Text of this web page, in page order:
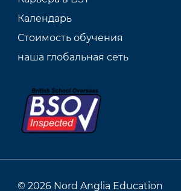
Календарь
Стоимость обучения
наша глобальная сеть
© 2026 Nord Anglia Education